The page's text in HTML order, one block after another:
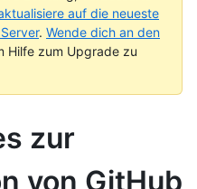
auf die neueste
. Wende dich an den
Hilfe zum Upgrade zu
zur
von GitHub